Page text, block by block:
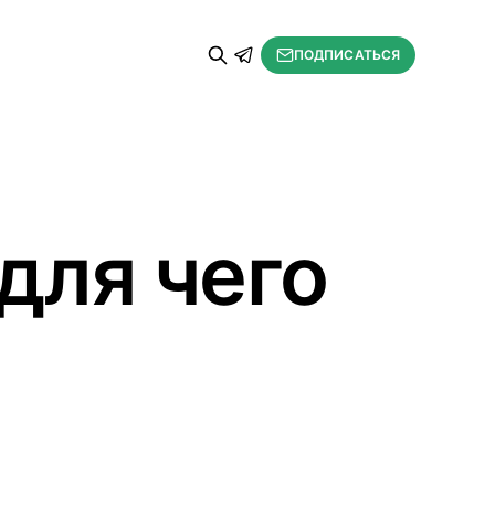
ПОДПИСАТЬСЯ
чего